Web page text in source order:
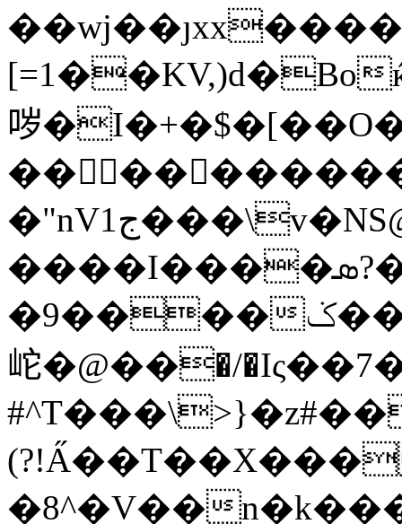
[=1��KV,)d�Bo
哕
�"nVج1���\v�NS@%/&:��%U ^Ox�5o�1�E�Eh�����k��@�]|
����I����ܣ?�KG|
�9����ݢ��f����oX:��Ty5�5�CX�c#�y�`�U�J����K����W�v`����y�Qmn�<���P�T[���0�I��8�6,���a�%�~�����9N+��ܜ��+���P_6��
岮�@��؜�/�Iς��7�.Wo,tI��#�4�?
�8^�V��